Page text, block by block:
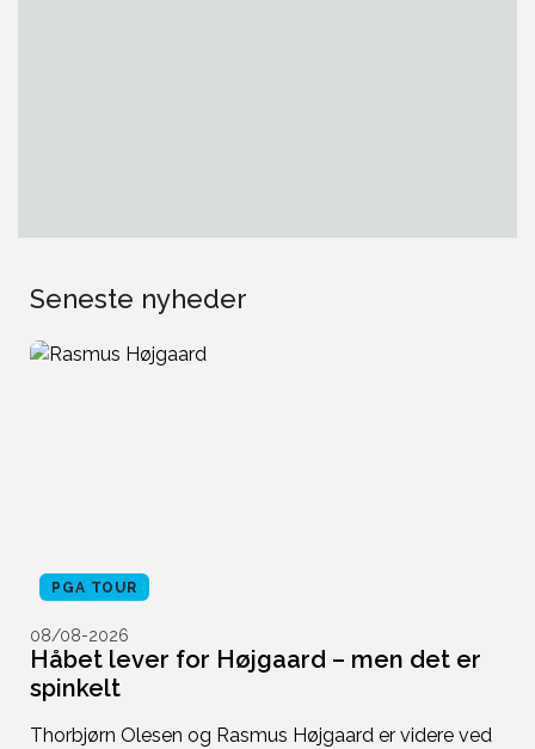
Seneste nyheder
PGA TOUR
08/08-2026
Håbet lever for Højgaard – men det er
spinkelt
Thorbjørn Olesen og Rasmus Højgaard er videre ved